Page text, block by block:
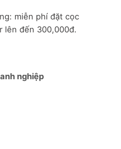
miễn phí đặt cọc
lên đến 300,000đ.
nghiệp